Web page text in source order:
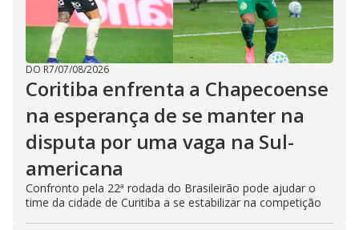
DO R7/07/08/2026
Coritiba enfrenta a Chapecoense
na esperança de se manter na
disputa por uma vaga na Sul-
americana
Confronto pela 22ª rodada do Brasileirão pode ajudar o
time da cidade de Curitiba a se estabilizar na competição